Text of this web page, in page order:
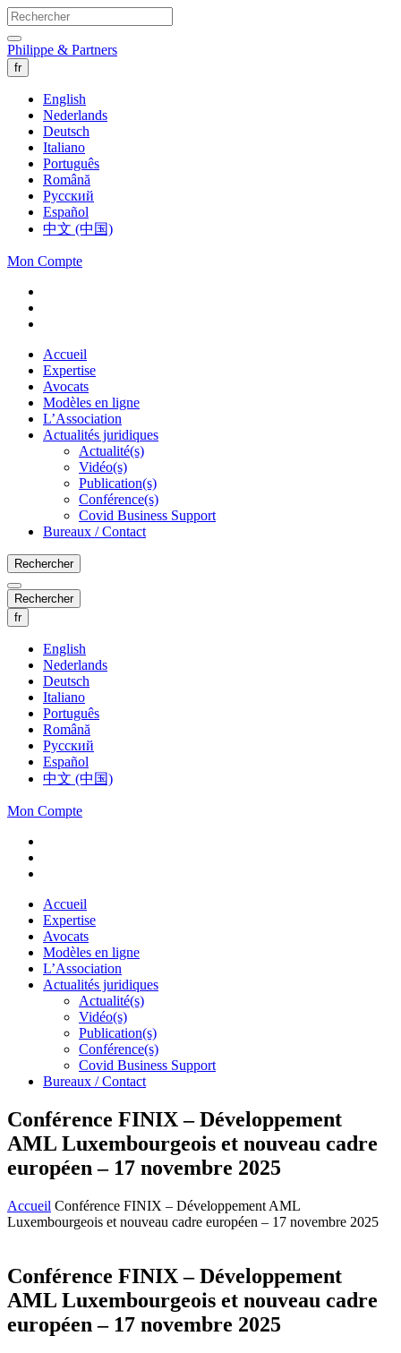
Philippe & Partners
fr
English
Nederlands
Deutsch
Italiano
Português
Română
Русский
Español
中文 (中国)
Mon Compte
Accueil
Expertise
Avocats
Modèles en ligne
L’Association
Actualités juridiques
Actualité(s)
Vidéo(s)
Publication(s)
Conférence(s)
Covid Business Support
Bureaux / Contact
Rechercher
Rechercher
fr
English
Nederlands
Deutsch
Italiano
Português
Română
Русский
Español
中文 (中国)
Mon Compte
Accueil
Expertise
Avocats
Modèles en ligne
L’Association
Actualités juridiques
Actualité(s)
Vidéo(s)
Publication(s)
Conférence(s)
Covid Business Support
Bureaux / Contact
Conférence FINIX – Développement
AML Luxembourgeois et nouveau cadre
européen – 17 novembre 2025
Accueil Conférence FINIX – Développement AML
Luxembourgeois et nouveau cadre européen – 17 novembre 2025
Conférence FINIX – Développement
AML Luxembourgeois et nouveau cadre
européen – 17 novembre 2025